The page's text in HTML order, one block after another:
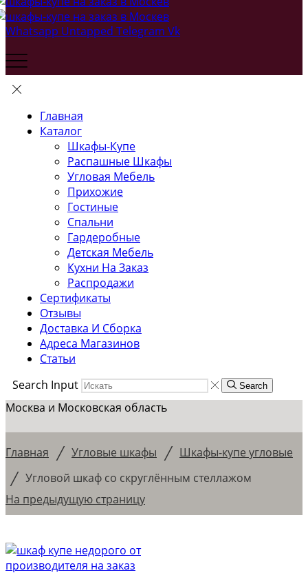
Whatsapp Untapped Telegram Vk
Главная
Каталог
Шкафы-Купе
Распашные Шкафы
Угловая Мебель
Прихожие
Гостиные
Спальни
Гардеробные
Детская Мебель
Кухни На Заказ
Распродажи
Сертификаты
Отзывы
Доставка И Сборка
Адреса Магазинов
Статьи
Search Input
Search
Москва и Московская область
Главная / Угловые шкафы / Шкафы-купе угловые
/ Угловой шкаф со скруглённым стеллажом
На предыдущую страницу